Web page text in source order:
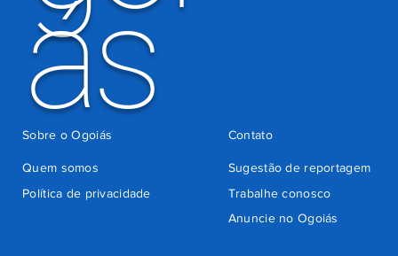
ás
Quem somos
Sugestão de reportagem
Trabalhe conosco
Política de privacidade
Anuncie no Ogoiás
Contato
Sobre o Ogoiás